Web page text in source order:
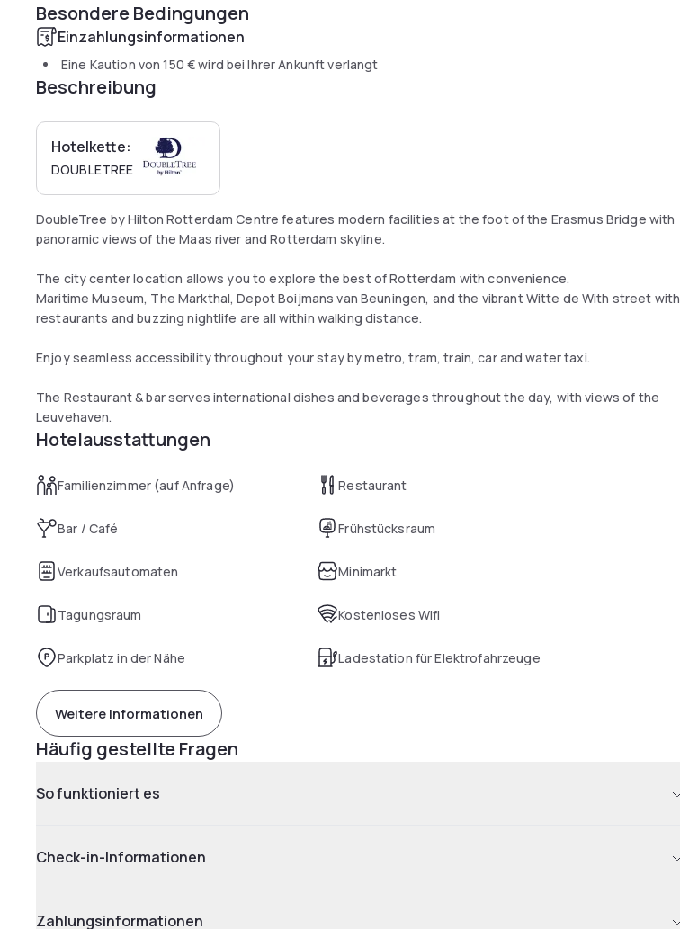
Besondere Bedingungen
Einzahlungsinformationen
Eine Kaution von150 €wird bei Ihrer Ankunft verlangt
Beschreibung
Hotelkette:
DOUBLETREE
DoubleTree by Hilton Rotterdam Centre features modern facilities at the foot of the Erasmus Bridge with
panoramic views of the Maas river and Rotterdam skyline.
The city center location allows you to explore the best of Rotterdam with convenience.
Maritime Museum, The Markthal, Depot Boijmans van Beuningen, and the vibrant Witte de With street with
restaurants and buzzing nightlife are all within walking distance.
Enjoy seamless accessibility throughout your stay by metro, tram, train, car and water taxi.
The Restaurant & bar serves international dishes and beverages throughout the day, with views of the
Leuvehaven.
Hotelausstattungen
Familienzimmer (auf Anfrage) Restaurant
Bar / Café Frühstücksraum
Verkaufsautomaten Minimarkt
Tagungsraum Kostenloses Wifi
Parkplatz in der Nähe Ladestation für Elektrofahrzeuge
Weitere Informationen
Häufig gestellte Fragen
So funktioniert es
Check-in-Informationen
Zahlungsinformationen